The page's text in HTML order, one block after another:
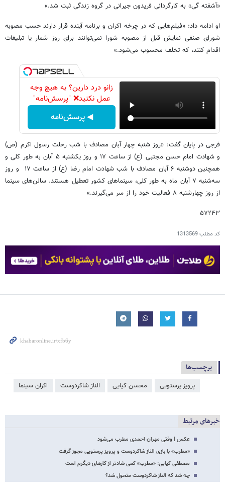
«آشفته گی» به کارگردانی فریدون جیرانی در گروه زندگی ثبت شد.»
او ادامه داد: «فیلم‌هایی که در چرخه اکران و برنامه آینده قرار دارند حسب مصوبه
شورای صنفی نمایش قبل از مصوبه شورا نمی‌توانند برای روز شمار یا تبلیغات
اقدام کنند، که تخلف محسوب می‌شود.»
زانو درد دارین؟ به هیچ وجه
عمل نکنید❌ "پرسش‌نامه"
◀ پرسش‌نامه
فرجی در پایان گفت: «روز شنبه چهار آبان مصادف با شب رحلت رسول اکرم (ص)
و شهادت امام حسن مجتبی (ع) از ساعت ۱۷ و روز یکشنبه ۵ آبان به طور کلی و
همچنین دوشنبه ۶ آبان مصادف با شب شهادت امام رضا (ع) از ساعت ۱۷ و روز
سه‌شنبه ۷ آبان ماه به طور کلی، سینماهای کشور تعطیل هستند. سالن‌های سینما
از روز چهارشنبه ۸ فعالیت خود را از سر می‌گیرند.»
۵۷۲۴۳
کد مطلب1313569
برچسب‌ها
پرویز پرستویی محسن کیایی الناز شاکردوست اکران سینما
خبرهای مرتبط
عکس | وقتی مهران احمدی مطرب می‌شود
«مطرب» با بازی الناز شاکردوست و پرویز پرستویی مجوز گرفت
مصطفی کیایی: «مطرب» کمی شادتر از کارهای دیگرم است
چه شد که الناز شاکردوست متحول شد؟